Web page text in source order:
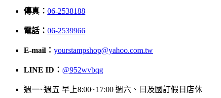
傳真： 06-2538188
電話： 06-2539966
E-mail： yourstampshop@yahoo.com.tw
LINE ID： @952wvbqg
週一~週五 早上8:00~17:00 週六、日及國訂假日店休